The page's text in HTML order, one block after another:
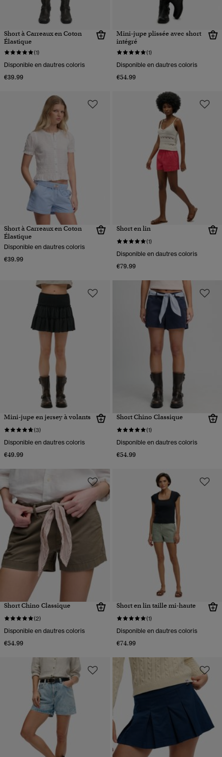
Short à Carreaux en Coton
Élastique
(1)
Disponible en dautres coloris
€39.99
Mini-jupe plissée avec short
intégré
(1)
Disponible en dautres coloris
€54.99
Short à Carreaux en Coton
Élastique
Disponible en dautres coloris
€39.99
Short en lin
(1)
Disponible en dautres coloris
€79.99
Mini-jupe en jersey à volants
(3)
Disponible en dautres coloris
€49.99
Short Chino Classique
(1)
Disponible en dautres coloris
€54.99
Short Chino Classique
(2)
Disponible en dautres coloris
€54.99
Short en lin taille mi-haute
(1)
Disponible en dautres coloris
€74.99